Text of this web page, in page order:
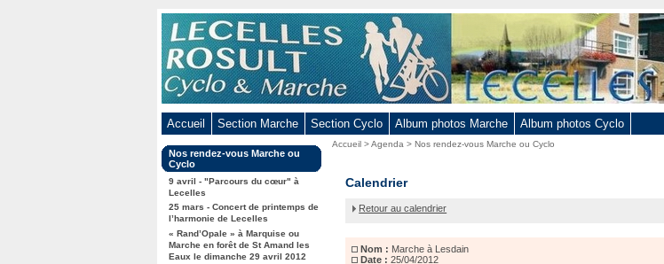
Accueil Section Marche Section Cyclo Album photos Marche Album photos Cyclo
Dans
la
rubrique
:
Nos rendez-vous Marche ou
Cyclo
9 avril - "Parcours du cœur" à
Lecelles
25 mars - Concert de printemps de
l’harmonie de Lecelles
« Rand’Opale » à Marquise ou
Marche en forêt de St Amand les
Eaux le dimanche 29 avril 2012
Vous
Accueil >Agenda>Nos rendez-vous Marche ou Cyclo
Marche
Lesdain
Calendrier
Retour au calendrier
Nom : Marche à Lesdain
Date : 25/04/2012